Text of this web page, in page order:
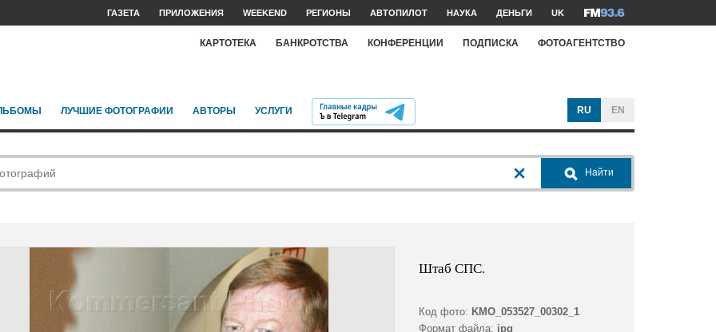
ГАЗЕТА ПРИЛОЖЕНИЯ WEEKEND РЕГИОНЫ АВТОПИЛОТ НАУКА ДЕНЬГИ UK
КАРТОТЕКА БАНКРОТСТВА КОНФЕРЕНЦИИ ПОДПИСКА ФОТОАГЕНТСТВО
ЛУЧШИЕ ФОТОГРАФИИ АВТОРЫ УСЛУГИ RU EN
Найти
Штаб СПС.
Код фото: KMO_053527_00302_1
Формат файла: jpg